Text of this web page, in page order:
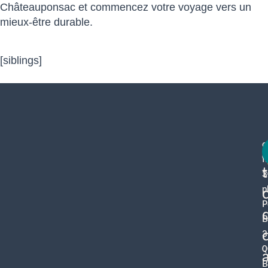
Châteauponsac et commencez votre voyage vers un
mieux-être durable.
[siblings]